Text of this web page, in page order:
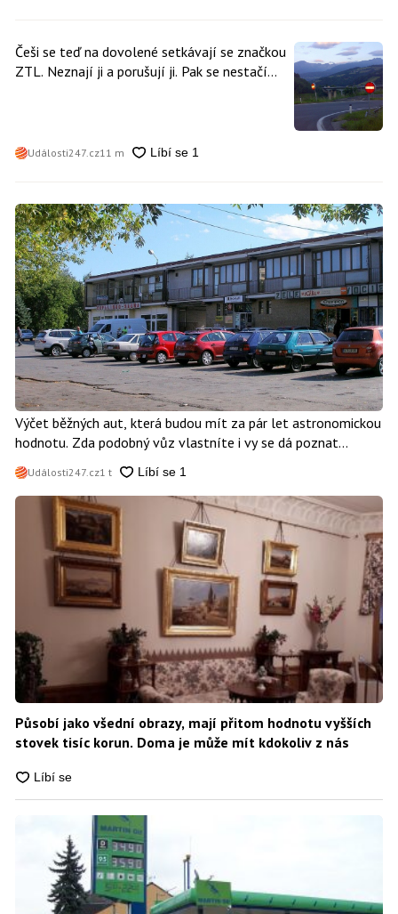
Češi se teď na dovolené setkávají se značkou
ZTL. Neznají ji a porušují ji. Pak se nestačí
Události247.cz11 m
Výčet běžných aut, která budou mít za pár let astronomickou
hodnotu. Zda podobný vůz vlastníte i vy se dá poznat
Události247.cz1 t
Působí jako všední obrazy, mají přitom hodnotu vyšších
stovek tisíc korun. Doma je může mít kdokoliv z nás